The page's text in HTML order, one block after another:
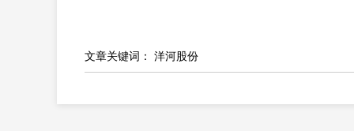
文章关键词： 洋河股份